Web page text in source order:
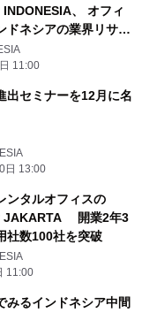
、 オフィ
ドネシアの業界リサー
」の無償提供
11:00
出セミナーを12月に名
日 13:00
ンタルオフィスの
JAKARTA 開業2年3
社数100社を突破
11:00
みるインドネシア中間